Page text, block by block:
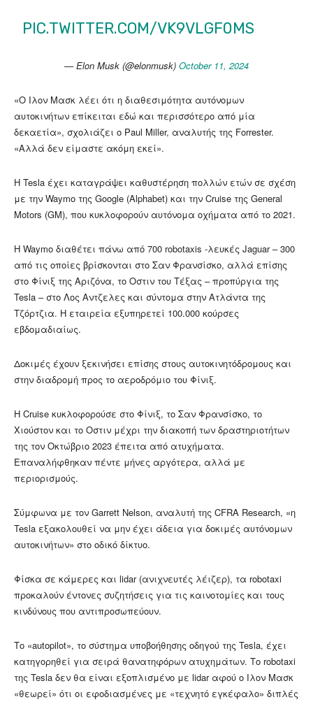
PIC.TWITTER.COM/VK9VLGF0MS
— Elon Musk (@elonmusk) October 11, 2024
«Ο Ιλον Μασκ λέει ότι η διαθεσιμότητα αυτόνομων
αυτοκινήτων επίκειται εδώ και περισσότερο από μία
δεκαετία», σχολιάζει ο Paul Miller, αναλυτής της Forrester.
«Αλλά δεν είμαστε ακόμη εκεί».
Η Tesla έχει καταγράψει καθυστέρηση πολλών ετών σε σχέση
με την Waymo της Google (Alphabet) και την Cruise της General
Motors (GM), που κυκλοφορούν αυτόνομα οχήματα από το 2021.
Η Waymo διαθέτει πάνω από 700 robotaxis -λευκές Jaguar – 300
από τις οποίες βρίσκονται στο Σαν Φρανσίσκο, αλλά επίσης
στο Φίνιξ της Αριζόνα, το Οστιν του Τέξας – προπύργια της
Tesla – στο Λος Αντζελες και σύντομα στην Ατλάντα της
Τζόρτζια. Η εταιρεία εξυπηρετεί 100.000 κούρσες
εβδομαδιαίως.
Δοκιμές έχουν ξεκινήσει επίσης στους αυτοκινητόδρομους και
στην διαδρομή προς το αεροδρόμιο του Φίνιξ.
Η Cruise κυκλοφορούσε στο Φίνιξ, το Σαν Φρανσίσκο, το
Χιούστον και το Οστιν μέχρι την διακοπή των δραστηριοτήτων
της τον Οκτώβριο 2023 έπειτα από ατυχήματα.
Επαναλήφθηκαν πέντε μήνες αργότερα, αλλά με
περιορισμούς.
Σύμφωνα με τον Garrett Nelson, αναλυτή της CFRA Research, «η
Tesla εξακολουθεί να μην έχει άδεια για δοκιμές αυτόνομων
αυτοκινήτων» στο οδικό δίκτυο.
Φίσκα σε κάμερες και lidar (ανιχνευτές λέιζερ), τα robotaxi
προκαλούν έντονες συζητήσεις για τις καινοτομίες και τους
κινδύνους που αντιπροσωπεύουν.
Το «autopilot», το σύστημα υποβοήθησης οδηγού της Tesla, έχει
κατηγορηθεί για σειρά θανατηφόρων ατυχημάτων. Το robotaxi
της Tesla δεν θα είναι εξοπλισμένο με lidar αφού ο Ιλον Μασκ
«θεωρεί» ότι οι εφοδιασμένες με «τεχνητό εγκέφαλο» διπλές